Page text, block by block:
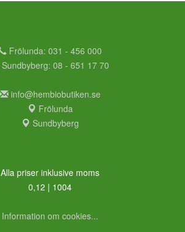
Frölunda: 031 - 456 000
Sundbyberg: 08 - 651 17 70
info@hembiobutiken.se
Frölunda
Sundbyberg
Alla priser inklusive moms
0,12 | 1004
Information om cookies...